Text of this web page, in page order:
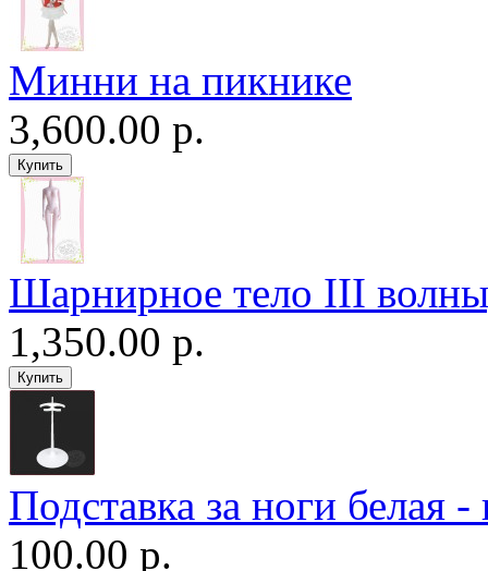
Минни на пикнике
3,600.00 р.
Шарнирное тело III
1,350.00 р.
Подставка за ноги белая
100.00 р.